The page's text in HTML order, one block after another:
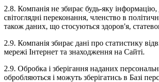
2.8. Компанія не збирає будь-яку
світоглядні переконання, членство в
також даних, що стосуються здоров'я,
2.9. Компанія збирає дані про статистику
мережі Інтернет та знаходження на Сайті.
2.9. Обробка і зберігання наданих
обробляються і можуть зберігатись в Базі